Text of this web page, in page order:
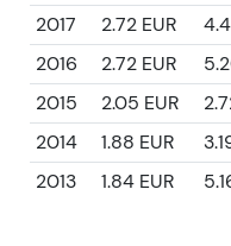
2017
2.72 EUR
2016
2.72 EUR
2015
2.05 EUR
2014
1.88 EUR
2013
1.84 EUR